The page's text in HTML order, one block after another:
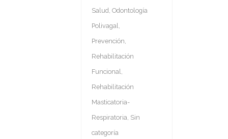
Salud, Odontología
Polivagal,
Prevención,
Rehabilitación
Funcional,
Rehabilitación
Masticatoria-
Respiratoria, Sin
categoría